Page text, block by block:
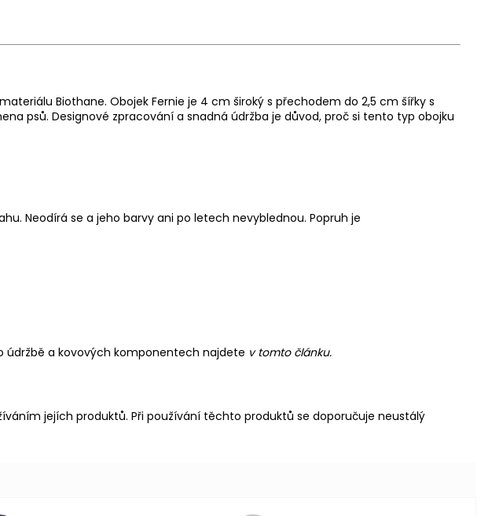
Biothane. Obojek Fernie je 4 cm široký s přechodem do 2,5 cm šířky s
psů. Designové zpracování a snadná údržba je důvod, proč si tento typ obojku
Neodírá se a jeho barvy ani po letech nevyblednou. Popruh je
údržbě a kovových komponentech najdete v tomto článku.
jejích produktů. Při používání těchto produktů se doporučuje neustálý